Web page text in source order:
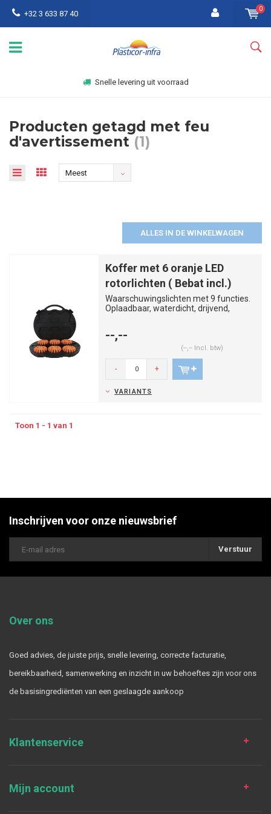
+32 3 633 87 40
0
Snelle levering uit voorraad
Producten getagd met feu
d'avertissement (1)
Meest
ALLES IN DE WINKELWAGEN
Koffer met 6 oranje LED
rotorlichten ( Bebat incl.)
Waarschuwingslichten met 9 functies.
Oplaadbaar, waterdicht, drijvend,
--,--
(--,-- Incl. btw)
- +
VARIANTS
Toon 1 - 1 van 1
Inschrijven voor onze nieuwsbrief
Verstuur
Over ons
Goed advies, de juiste prijs, snelle levering, correcte facturatie,
bereikbaarheid, samenwerking en inzicht in uw behoeftes zijn voor ons
de basisingrediënten van een geslaagde aankoop
Klantenservice
Mijn account